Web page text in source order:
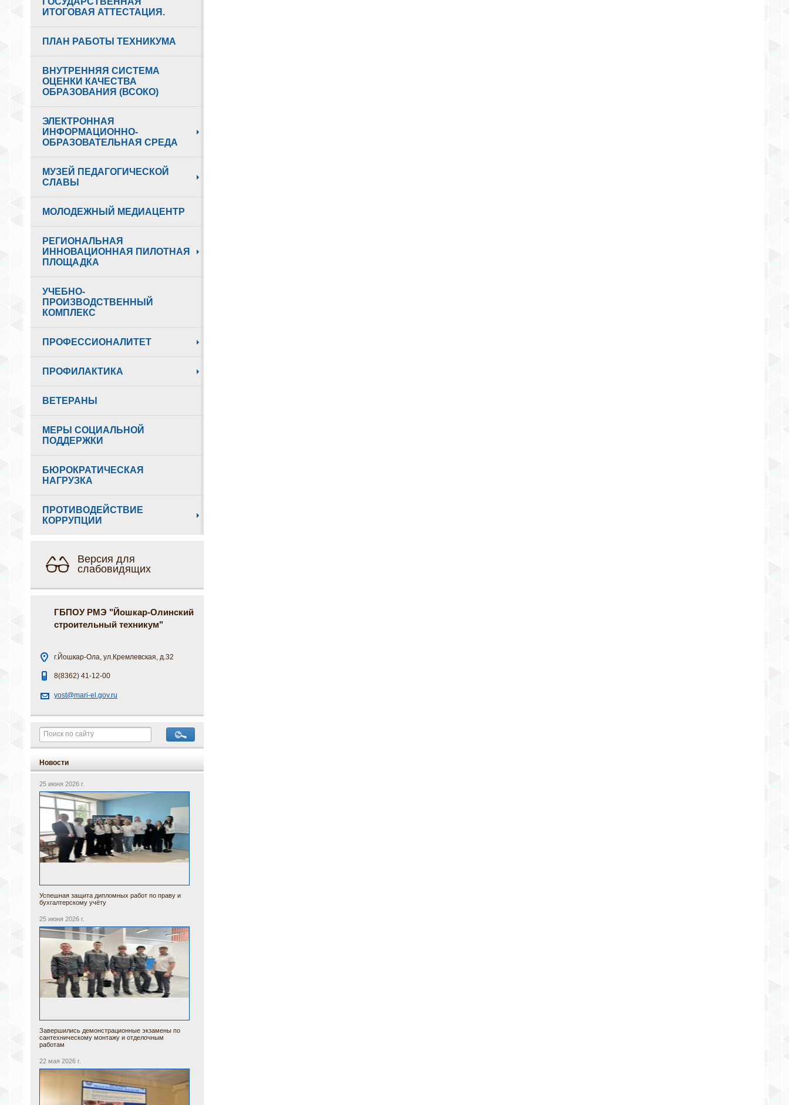
ИТОГОВАЯ АТТЕСТАЦИЯ.
ПЛАН РАБОТЫ ТЕХНИКУМА
ВНУТРЕННЯЯ СИСТЕМА
ОЦЕНКИ КАЧЕСТВА
ОБРАЗОВАНИЯ (ВСОКО)
ЭЛЕКТРОННАЯ
ИНФОРМАЦИОННО-
ОБРАЗОВАТЕЛЬНАЯ СРЕДА
МУЗЕЙ ПЕДАГОГИЧЕСКОЙ
СЛАВЫ
МОЛОДЕЖНЫЙ МЕДИАЦЕНТР
РЕГИОНАЛЬНАЯ
ИННОВАЦИОННАЯ ПИЛОТНАЯ
ПЛОЩАДКА
УЧЕБНО-
ПРОИЗВОДСТВЕННЫЙ
КОМПЛЕКС
ПРОФЕССИОНАЛИТЕТ
ПРОФИЛАКТИКА
ВЕТЕРАНЫ
МЕРЫ СОЦИАЛЬНОЙ
ПОДДЕРЖКИ
БЮРОКРАТИЧЕСКАЯ
НАГРУЗКА
ПРОТИВОДЕЙСТВИЕ
КОРРУПЦИИ
Версия для
слабовидящих
ГБПОУ РМЭ "Йошкар-Олинский
строительный техникум"
г.Йошкар-Ола, ул.Кремлевская, д.32
8(8362) 41-12-00
yost@mari-el.gov.ru
Новости
25 июня 2026 г.
Успешная защита дипломных работ по праву и
бухгалтерскому учёту
25 июня 2026 г.
Завершились демонстрационные экзамены по
сантехническому монтажу и отделочным
работам
22 мая 2026 г.